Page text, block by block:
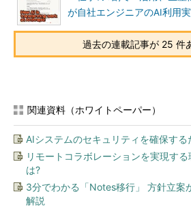
が自社エンジニアのAI利用
過去の連載記事が 25 件
関連資料（ホワイトペーパー）
AIシステムのセキュリティを確保する
リモートコラボレーションを実現す
は?
3分でわかる「Notes移行」 方針立案
解説